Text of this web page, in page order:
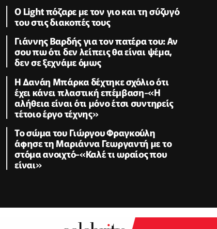
Ο Light πόζαρε με τον γιο και τη σύζυγό
του στις διακοπές τους
Γιάννης Βαρδής για τον πατέρα του: Αν
σου πω ότι δεν λείπεις θα είναι ψέμα,
δεν σε ξεχνάμε όμως
Η Δανάη Μπάρκα δέχτηκε σχόλιο ότι
έχει κάνει πλαστική επέμβαση-«Η
αλήθεια είναι ότι μόνο έτσι συντηρείς
τέτοιο έργο τέχνης»
Το σώμα του Γιώργου Φραγκούλη
άφησε τη Μαριάννα Γεωργαντή με το
στόμα ανοιχτό-«Καλέ τι ωραίος που
είναι»